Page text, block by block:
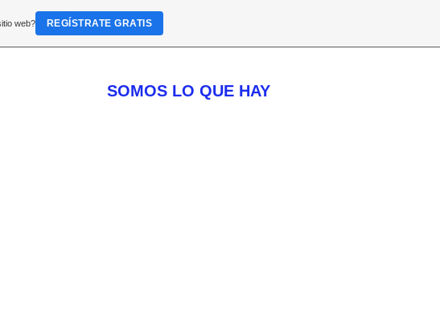
SOMOS LO QUE HAY
web? REGÍSTRATE GRATIS